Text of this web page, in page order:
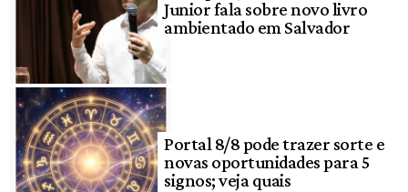
Junior fala sobre novo livro
ambientado em Salvador
Portal 8/8 pode trazer sorte e
novas oportunidades para 5
signos; veja quais